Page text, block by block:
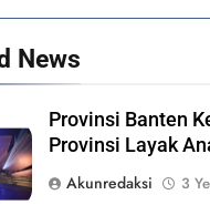
News
Provinsi Banten
Provinsi Layak
Akunredaksi
3